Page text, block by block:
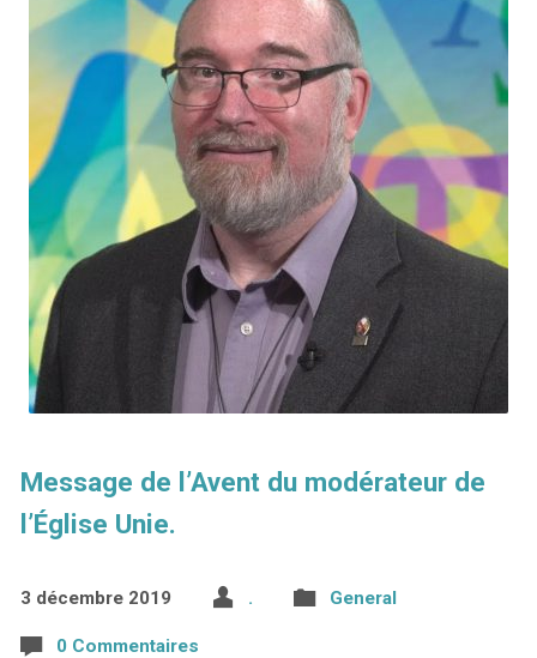
Message de l’Avent du modérateur de
l’Église Unie.
3 décembre 2019 . General
0 Commentaires